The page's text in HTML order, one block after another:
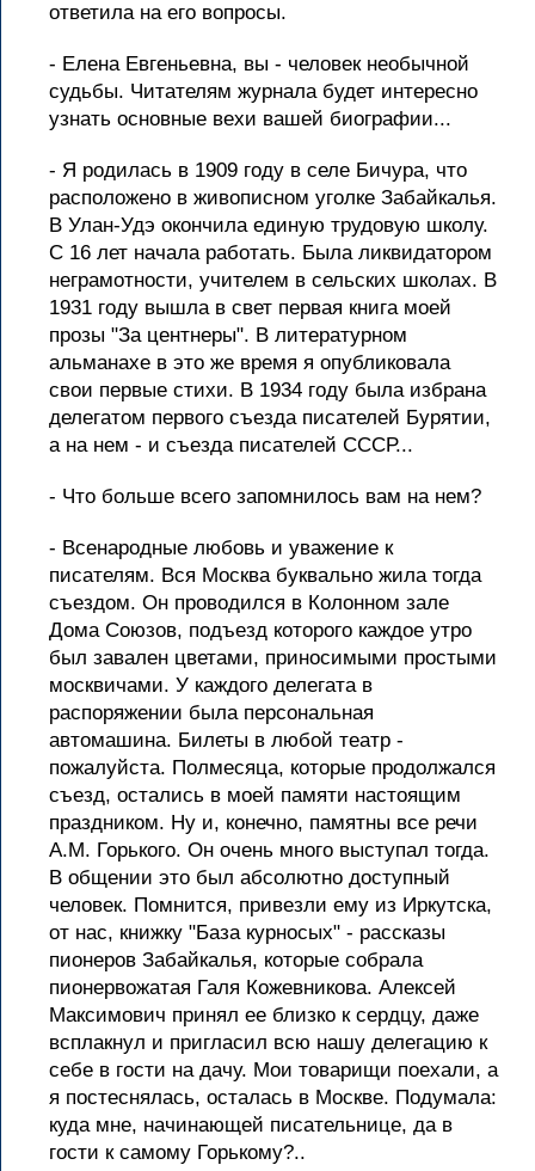
ответила на его вопросы.
- Елена Евгеньевна, вы - человек необычной
судьбы. Читателям журнала будет интересно
узнать основные вехи вашей биографии...
- Я родилась в 1909 году в селе Бичура, что
расположено в живописном уголке Забайкалья.
В Улан-Удэ окончила единую трудовую школу.
С 16 лет начала работать. Была ликвидатором
неграмотности, учителем в сельских школах. В
1931 году вышла в свет первая книга моей
прозы "За центнеры". В литературном
альманахе в это же время я опубликовала
свои первые стихи. В 1934 году была избрана
делегатом первого съезда писателей Бурятии,
а на нем - и съезда писателей СССР...
- Что больше всего запомнилось вам на нем?
- Всенародные любовь и уважение к
писателям. Вся Москва буквально жила тогда
съездом. Он проводился в Колонном зале
Дома Союзов, подъезд которого каждое утро
был завален цветами, приносимыми простыми
москвичами. У каждого делегата в
распоряжении была персональная
автомашина. Билеты в любой театр -
пожалуйста. Полмесяца, которые продолжался
съезд, остались в моей памяти настоящим
праздником. Ну и, конечно, памятны все речи
A.M. Горького. Он очень много выступал тогда.
В общении это был абсолютно доступный
человек. Помнится, привезли ему из Иркутска,
от нас, книжку "База курносых" - рассказы
пионеров Забайкалья, которые собрала
пионервожатая Галя Кожевникова. Алексей
Максимович принял ее близко к сердцу, даже
всплакнул и пригласил всю нашу делегацию к
себе в гости на дачу. Мои товарищи поехали, а
я постеснялась, осталась в Москве. Подумала:
куда мне, начинающей писательнице, да в
гости к самому Горькому?..